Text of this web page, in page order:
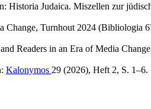
Judaica. Miszellen zur
Change, Turnhout 2024 (Bibliologia
Readers in an Era of Media
Kalonymos 29 (2026), Heft 2, S. 1–6.